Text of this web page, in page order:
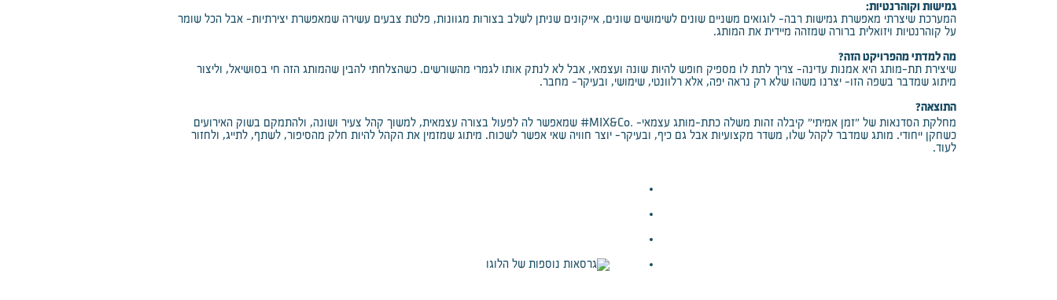
גמישות וקוהרנטיות:
המערכת שיצרתי מאפשרת גמישות רבה- לוגואים משניים שונים לשימושים שונים, אייקונים שניתן לשלב בצורות מגוונות, פלטת צבעים עשירה שמאפשרת יצירתיות- אבל הכל שומר
על קוהרנטיות ויזואלית ברורה שמזהה מיידית את המותג.
מה למדתי מהפרויקט הזה?
שיצירת תת-מותג היא אמנות עדינה- צריך לתת לו מספיק חופש להיות שונה ועצמאי, אבל לא לנתק אותו לגמרי מהשורשים. כשהצלחתי להבין שהמותג הזה חי בסושיאל, וליצור
מיתוג שמדבר בשפה הזו- יצרנו משהו שלא רק נראה יפה, אלא רלוונטי, שימושי, ובעיקר- מחבר.
התוצאה?
מחלקת הסדנאות של "זמן אמיתי" קיבלה זהות משלה כתת-מותג עצמאי- #MIX&Co. שמאפשר לה לפעול בצורה עצמאית, למשוך קהל צעיר ושונה, ולהתמקם בשוק האירועים
כשחקן ייחודי. מותג שמדבר לקהל שלו, משדר מקצועיות אבל גם כיף, ובעיקר- יוצר חוויה שאי אפשר לשכוח. מיתוג שמזמין את הקהל להיות חלק מהסיפור, לשתף, לתייג, ולחזור
לעוד.